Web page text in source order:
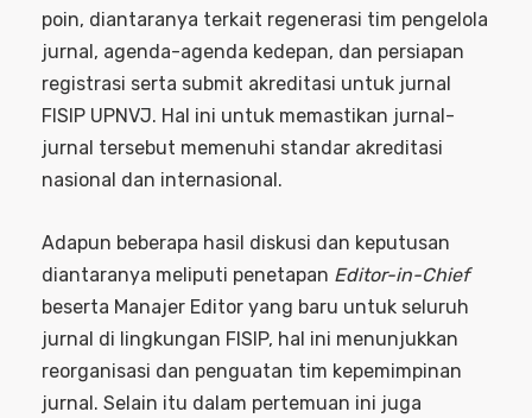
poin, diantaranya terkait regenerasi tim pengelola
jurnal, agenda-agenda kedepan, dan persiapan
registrasi serta submit akreditasi untuk jurnal
FISIP UPNVJ. Hal ini untuk memastikan jurnal-
jurnal tersebut memenuhi standar akreditasi
nasional dan internasional.
Adapun beberapa hasil diskusi dan keputusan
diantaranya meliputi penetapan Editor-in-Chief
beserta Manajer Editor yang baru untuk seluruh
jurnal di lingkungan FISIP, hal ini menunjukkan
reorganisasi dan penguatan tim kepemimpinan
jurnal. Selain itu dalam pertemuan ini juga